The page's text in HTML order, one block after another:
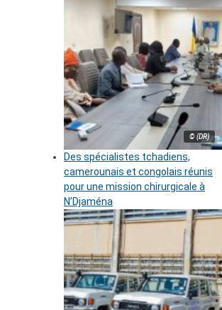
© (DR)
Des spécialistes tchadiens,
camerounais et congolais réunis
pour une mission chirurgicale à
N’Djaména